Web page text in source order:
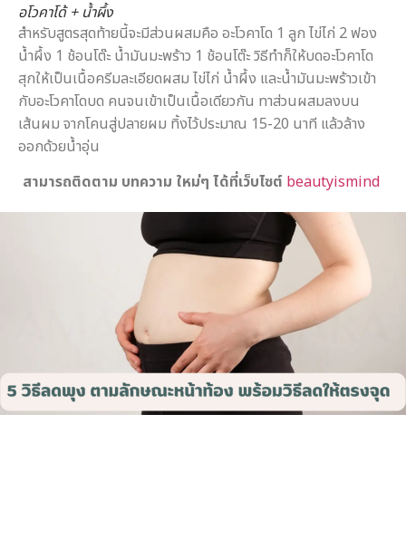
อโวคาโด้ + น้ำผึ้ง
สำหรับสูตรสุดท้ายนี้จะมีส่วนผสมคือ ​​อะโวคาโด 1 ลูก ไข่ไก่ 2 ฟอง
น้ำผึ้ง 1 ช้อนโต๊ะ น้ำมันมะพร้าว 1 ช้อนโต๊ะ วิธีทำก็ให้บดอะโวคาโด
สุกให้เป็นเนื้อครีมละเอียดผสม ไข่ไก่ น้ำผึ้ง และน้ำมันมะพร้าวเข้า
กับอะโวคาโดบด คนจนเข้าเป็นเนื้อเดียวกัน ทาส่วนผสมลงบน
เส้นผม จากโคนสู่ปลายผม ทิ้งไว้ประมาณ 15-20 นาที แล้วล้าง
ออกด้วยน้ำอุ่น
สามารถติดตาม บทความ ใหม่ๆ ได้ที่เว็บไซต์ beautyismind